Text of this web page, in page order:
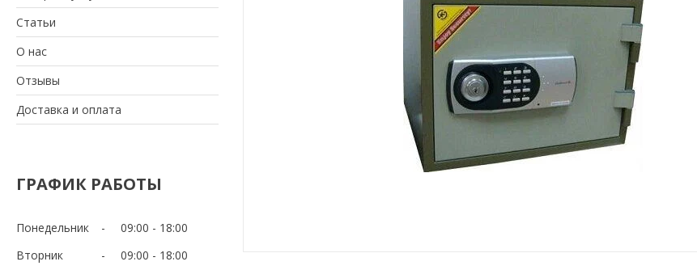
Статьи
О нас
Отзывы
Доставка и оплата
ГРАФИК РАБОТЫ
Понедельник 09:00
18:00
Вторник
09:00
18:00